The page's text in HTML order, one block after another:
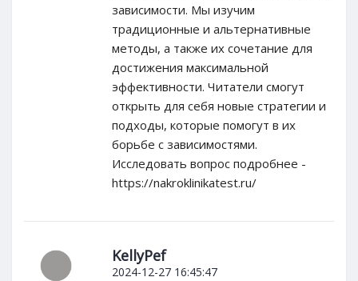
зависимости. Мы изучим
традиционные и альтернативные
методы, а также их сочетание для
достижения максимальной
эффективности. Читатели смогут
открыть для себя новые стратегии и
подходы, которые помогут в их
борьбе с зависимостями.
Исследовать вопрос подробнее -
https://nakroklinikatest.ru/
KellyPef
2024-12-27 16:45:47